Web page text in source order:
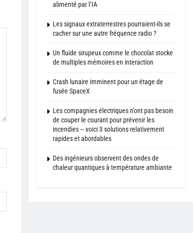
alimenté par l’IA
Les signaux extraterrestres pourraient-ils se
cacher sur une autre fréquence radio ?
Un fluide sirupeux comme le chocolat stocke
de multiples mémoires en interaction
Crash lunaire imminent pour un étage de
fusée SpaceX
Les compagnies électriques n’ont pas besoin
de couper le courant pour prévenir les
incendies – voici 3 solutions relativement
rapides et abordables
Des ingénieurs observent des ondes de
chaleur quantiques à température ambiante